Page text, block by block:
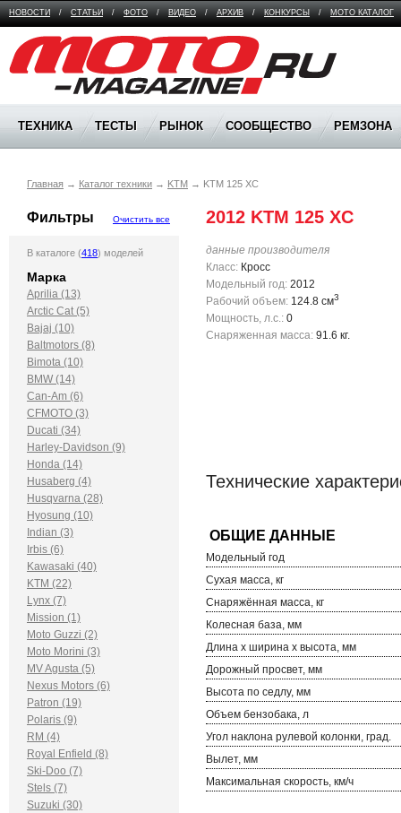
НОВОСТИ / СТАТЬИ / ФОТО / ВИДЕО / АРХИВ / КОНКУРСЫ / МОТО КАТАЛОГ
Moto Magazine
ТЕХНИКА ТЕСТЫ РЫНОК СООБЩЕСТВО РЕМЗОНА
Главная → Каталог техники → KTM → KTM 125 XC
Фильтры Очистить все
В каталоге (418) моделей
Марка
Aprilia (13)
Arctic Cat (5)
Bajaj (10)
Baltmotors (8)
Bimota (10)
BMW (14)
Can-Am (6)
CFMOTO (3)
Ducati (34)
Harley-Davidson (9)
Honda (14)
Husaberg (4)
Husqvarna (28)
Hyosung (10)
Indian (3)
Irbis (6)
Kawasaki (40)
KTM (22)
Lynx (7)
Mission (1)
Moto Guzzi (2)
Moto Morini (3)
MV Agusta (5)
Nexus Motors (6)
Patron (19)
Polaris (9)
RM (4)
Royal Enfield (8)
Ski-Doo (7)
Stels (7)
Suzuki (30)
2012 KTM 125 XC
данные производителя
Класс: Кросс
Модельный год: 2012
Рабочий объем: 124.8 см3
Мощность, л.с.: 0
Снаряженная масса: 91.6 кг.
Технические
Модельный год
Сухая масса, кг
Снаряжённая масса, кг
Колесная база, мм
Длина х ширина х высота, мм
Дорожный просвет, мм
Высота по седлу, мм
Объем бензобака, л
Угол наклона рулевой колонки, град.
Вылет, мм
Максимальная скорость, км/ч